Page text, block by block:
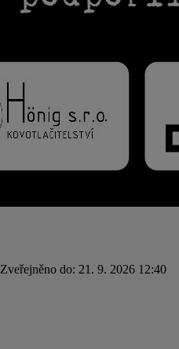
Zveřejněno do: 21. 9. 2026 12:40